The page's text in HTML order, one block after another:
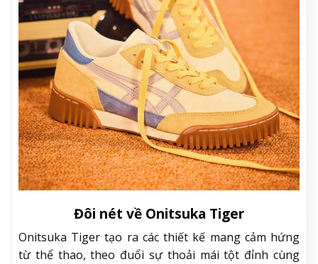
Đôi nét về Onitsuka Tiger
Onitsuka Tiger tạo ra các thiết kế mang cảm hứng
từ thể thao, theo đuổi sự thoải mái tột đỉnh cùng